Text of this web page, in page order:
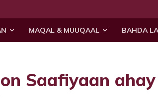
MAQAL & MUUQAAL BAHDA
Saafiyaan ahay